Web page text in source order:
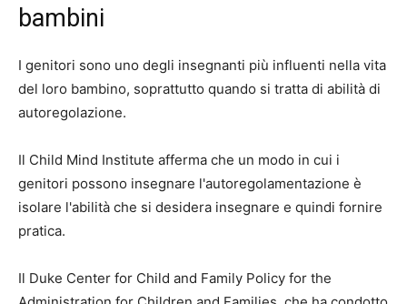
bambini
I genitori sono uno degli insegnanti più influenti nella vita
del loro bambino, soprattutto quando si tratta di abilità di
autoregolazione.
Il Child Mind Institute afferma che un modo in cui i
genitori possono insegnare l'autoregolamentazione è
isolare l'abilità che si desidera insegnare e quindi fornire
pratica.
Il Duke Center for Child and Family Policy for the